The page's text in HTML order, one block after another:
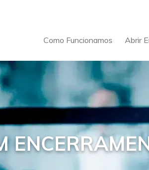
Como Funcionamos Abrir